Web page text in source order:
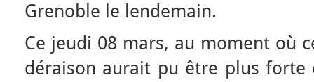
Grenoble le lendemain.
Ce jeudi 08 mars, au moment où
déraison aurait pu être plus forte